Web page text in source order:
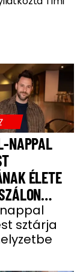
NAPPAL
ÉLETE
SÖTÉT
MEG A
sztárja